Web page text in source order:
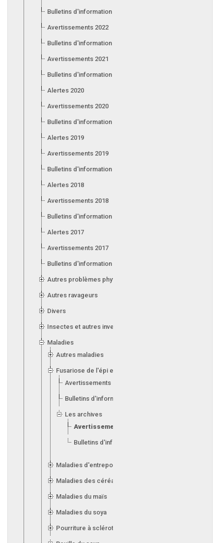
Bulletins d'information 2023
Avertissements 2022
Bulletins d'information 2022
Avertissements 2021
Bulletins d'information 2021
Alertes 2020
Avertissements 2020
Bulletins d'information 2020
Alertes 2019
Avertissements 2019
Bulletins d'information 2019
Alertes 2018
Avertissements 2018
Bulletins d'information 2018
Alertes 2017
Avertissements 2017
Bulletins d'information 2017
Autres problèmes phytosanitaires
Autres ravageurs
Divers
Insectes et autres invertébrés
Maladies
Autres maladies
Fusariose de l'épi et de l'orge
Avertissements
Bulletins d'information
Les archives
Avertissements antérieurs
Bulletins d'information antérieurs
Maladies d'entreposage (silos)
Maladies des céréales
Maladies du maïs
Maladies du soya
Pourriture à sclérotes